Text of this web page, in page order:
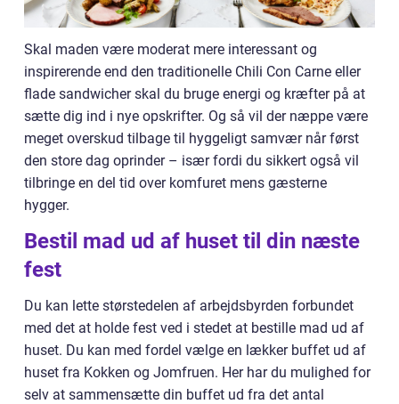
Skal maden være moderat mere interessant og
inspirerende end den traditionelle Chili Con Carne eller
flade sandwicher skal du bruge energi og kræfter på at
sætte dig ind i nye opskrifter. Og så vil der næppe være
meget overskud tilbage til hyggeligt samvær når først
den store dag oprinder – især fordi du sikkert også vil
tilbringe en del tid over komfuret mens gæsterne
hygger.
Bestil mad ud af huset til din næste
fest
Du kan lette størstedelen af arbejdsbyrden forbundet
med det at holde fest ved i stedet at bestille mad ud af
huset. Du kan med fordel vælge en lækker buffet ud af
huset fra Kokken og Jomfruen. Her har du mulighed for
selv at sammensætte din buffet ud fra det antal